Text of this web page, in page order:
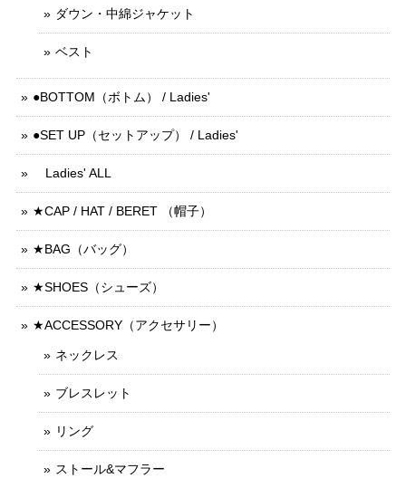
ダウン・中綿ジャケット
ベスト
●BOTTOM（ボトム） / Ladies'
●SET UP（セットアップ） / Ladies'
Ladies' ALL
★CAP / HAT / BERET （帽子）
★BAG（バッグ）
★SHOES（シューズ）
★ACCESSORY（アクセサリー）
ネックレス
ブレスレット
リング
ストール&マフラー